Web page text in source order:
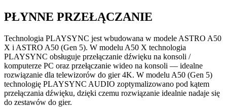
PŁYNNE PRZEŁĄCZANIE
Technologia PLAYSYNC jest wbudowana w modele ASTRO A50
X i ASTRO A50 (Gen 5). W modelu A50 X technologia
PLAYSYNC obsługuje przełączanie dźwięku na konsoli /
komputerze PC oraz przełączanie wideo na konsoli — idealne
rozwiązanie dla telewizorów do gier 4K. W modelu A50 (Gen 5)
technologię PLAYSYNC AUDIO zoptymalizowano pod kątem
przełączania dźwięku, dzięki czemu rozwiązanie idealnie nadaje się
do zestawów do gier.